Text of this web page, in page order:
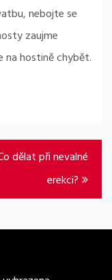
nebojte se
zaujme
na hostině chybět.
dělat při nevalné
erekci?